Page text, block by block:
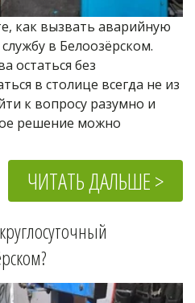
как вызвать аварийную
в Белоозёрском.
остаться без
в столице всегда не из
к вопросу разумно и
решение можно
ЧИТАТЬ ДАЛЬШЕ >
?